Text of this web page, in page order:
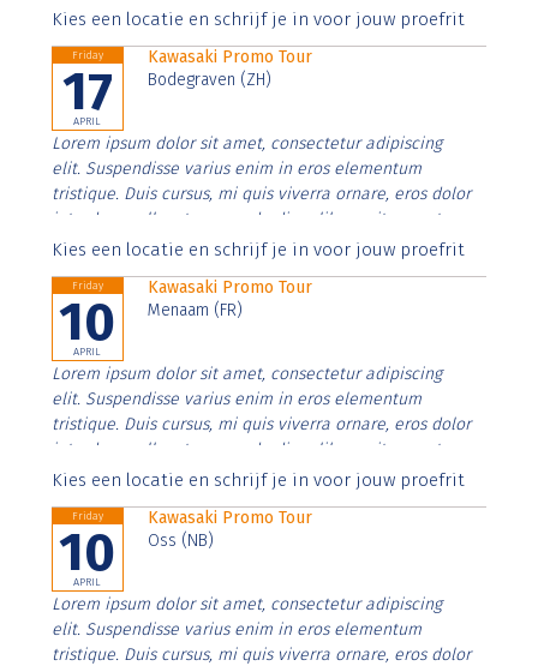
Aenean faucibus nibh et justo cursus id rutrum lorem
Kies een locatie en schrijf je in voor jouw proefrit
Friday
17
APRIL
Kawasaki Promo Tour
Bodegraven (ZH)
Lorem ipsum dolor sit amet, consectetur adipiscing
elit. Suspendisse varius enim in eros elementum
tristique. Duis cursus, mi quis viverra ornare, eros dolor
interdum nulla, ut commodo diam libero vitae erat.
Aenean faucibus nibh et justo cursus id rutrum lorem
Kies een locatie en schrijf je in voor jouw proefrit
Friday
10
APRIL
Kawasaki Promo Tour
Menaam (FR)
Lorem ipsum dolor sit amet, consectetur adipiscing
elit. Suspendisse varius enim in eros elementum
tristique. Duis cursus, mi quis viverra ornare, eros dolor
interdum nulla, ut commodo diam libero vitae erat.
Aenean faucibus nibh et justo cursus id rutrum lorem
Kies een locatie en schrijf je in voor jouw proefrit
Friday
10
APRIL
Kawasaki Promo Tour
Oss (NB)
Lorem ipsum dolor sit amet, consectetur adipiscing
elit. Suspendisse varius enim in eros elementum
tristique. Duis cursus, mi quis viverra ornare, eros dolor